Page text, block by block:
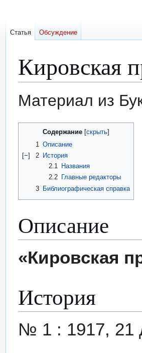
Кировская
Материал из
Перейти
Перейти
Содержание
1 Описание
[−] 2
История
2.1
Названия
2.2 Главные редакторы
3 Библиографическая справка
Описание
«Кировская
История
№ 1 : 1917, 21
Статья Обсуждение